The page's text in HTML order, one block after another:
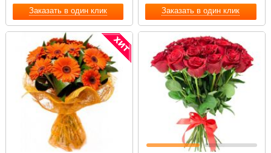
Заказать в один клик Заказать в один клик